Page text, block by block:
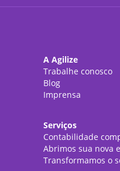
A Agilize
Trabalhe conosco
Blog
Imprensa
Serviços
Contabilidade
Abrimos sua nova
Transformamos o